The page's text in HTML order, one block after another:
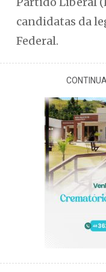
candidatas da
Federal.